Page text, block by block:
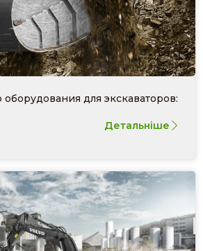
для экскаваторов:
Детальніше